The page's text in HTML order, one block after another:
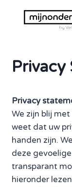
Privacy
We zijn blij
weet dat uw
handen zijn.
deze
transparant
hieronder